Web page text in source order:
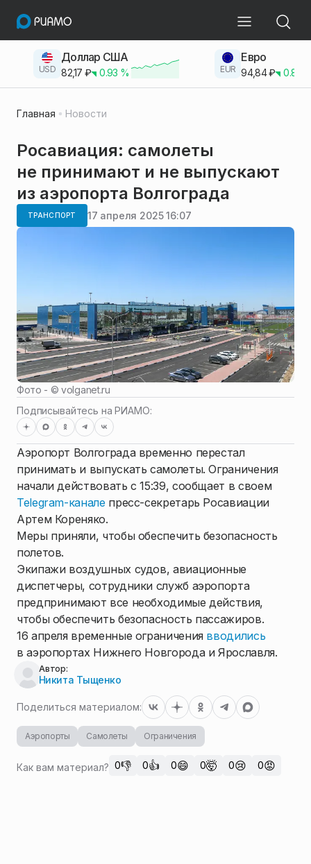
USD
Доллар США
82,17 ₽ 0.93 % EUR
Евро
94,84₽ 0.83
Главная Новости
Росавиация: самолеты
не принимают и не выпускают
из аэропорта Волгограда
ТРАНСПОРТ 17 апреля 2025 16:07
Фото - ©volganet.ru
Подписывайтесь на РИАМО:
Аэропорт Волгограда временно перестал
принимать и выпускать самолеты. Ограничения
начали действовать с 15:39, сообщает в своем
Telegram-каналепресс-секретарь Росавиации
Артем Кореняко.
Меры приняли, чтобы обеспечить безопасность
полетов.
Экипажи воздушных судов, авиационные
диспетчеры, сотрудники служб аэропорта
предпринимают все необходимые действия,
чтобы обеспечить безопасность пассажиров.
16 апреля временные ограничения вводились
в аэропортах Нижнего Новгорода и Ярославля.
Автор:
Никита Тыщенко
Поделиться материалом:
Аэропорты Самолеты Ограничения
Как вам материал? 0👎 0👍 0😄 0🤯 0😢 0😡